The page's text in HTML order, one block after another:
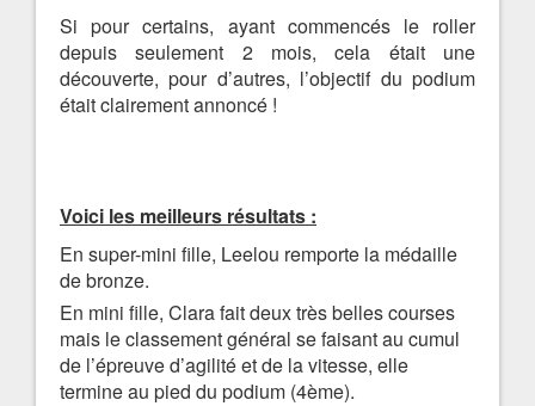
Si pour certains, ayant commencés le roller
depuis seulement 2 mois, cela était une
découverte, pour d’autres, l’objectif du podium
était clairement annoncé !
Voici les meilleurs résultats :
En super-mini fille, Leelou remporte la médaille
de bronze.
En mini fille, Clara fait deux très belles courses
mais le classement général se faisant au cumul
de l’épreuve d’agilité et de la vitesse, elle
termine au pied du podium (4ème).